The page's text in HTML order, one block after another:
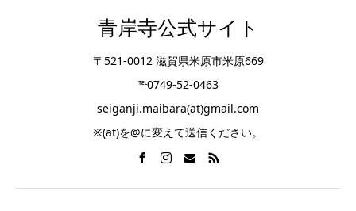
青岸寺公式サイト
〒521-0012 滋賀県米原市米原669
℡0749-52-0463
seiganji.maibara(at)gmail.com
※(at)を@に変えて送信ください。